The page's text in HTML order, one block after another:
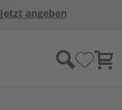
Jetzt angeben